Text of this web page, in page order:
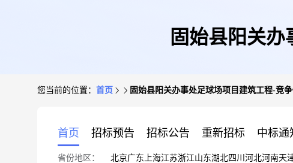
固始县阳关
您当前的位置： 首页 固始县阳关办事处足球场项目建筑工程-竞
首页 招标预告 招标公告 重新招标 中标通
省份地区： 北京广东 上海江苏浙江山东湖北四川 河北河南天